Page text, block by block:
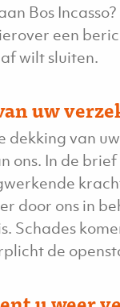
Bos
een
wilt sluiten.
uw
dekking van
ons. In de
door ons in
Schades
de